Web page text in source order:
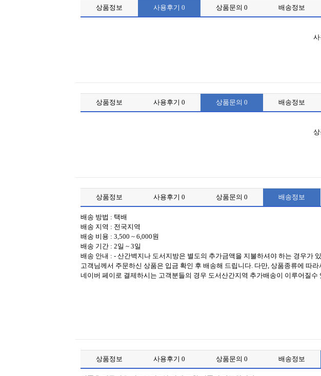
상품정보 사용후기 0 상품문의 0 배송정보
상품정보 사용후기 0 상품문의 0 배송정보
상품정보 사용후기 0 상품문의 0 배송정보
배송 방법 : 택배
배송 지역 : 전국지역
배송 비용 : 3,500 ~ 6,000원
배송 기간 : 2일 ~ 3일
배송 안내 : - 산간벽지나 도서지방은 별도의 추가금액을 지불하셔야 하는 경우가
고객님께서 주문하신 상품은 입금 확인 후 배송해 드립니다. 다만, 상품종류에 따
네이버 페이로 결제하시는 고객분들의 경우 도서산간지역 추가배송이 이루어질
상품정보 사용후기 0 상품문의 0 배송정보